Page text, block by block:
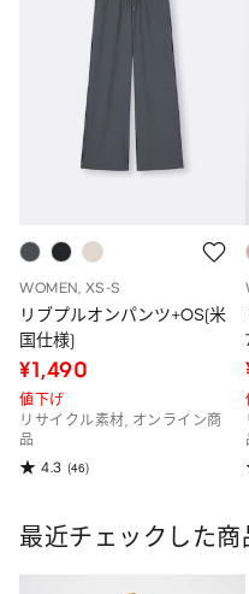
WOMEN, XS-S
リブプルオンパンツ+OS(米
国仕様)
¥1,490
値下げ
リサイクル素材, オンライン商
品
4.3 (46)
最近チェックした商